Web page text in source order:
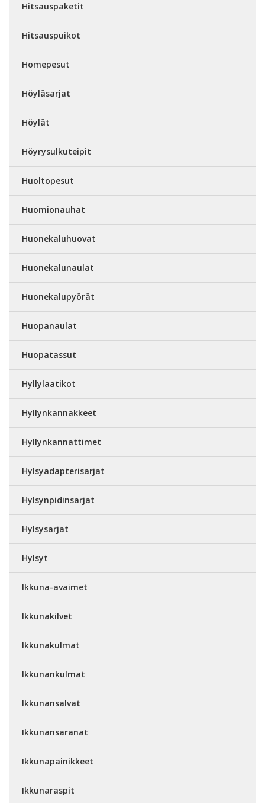
Hitsauspaketit
Hitsauspuikot
Homepesut
Höyläsarjat
Höylät
Höyrysulkuteipit
Huoltopesut
Huomionauhat
Huonekaluhuovat
Huonekalunaulat
Huonekalupyörät
Huopanaulat
Huopatassut
Hyllylaatikot
Hyllynkannakkeet
Hyllynkannattimet
Hylsyadapterisarjat
Hylsynpidinsarjat
Hylsysarjat
Hylsyt
Ikkuna-avaimet
Ikkunakilvet
Ikkunakulmat
Ikkunankulmat
Ikkunansalvat
Ikkunansaranat
Ikkunapainikkeet
Ikkunaraspit